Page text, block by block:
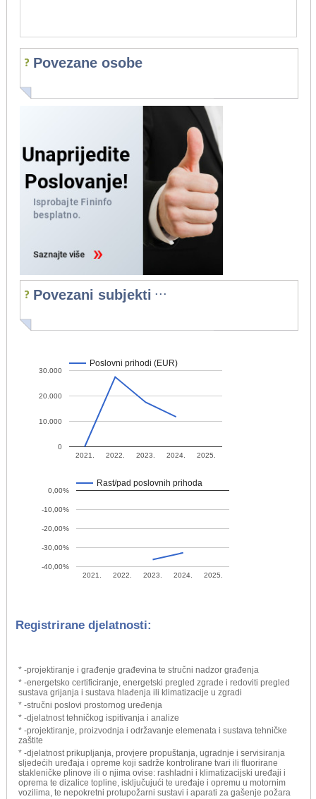
Povezane osobe
Povezani subjekti ...
Poslovni prihodi (EUR)
2021. 2022. 2023. 2024. 2025.
0
10.000
20.000
30.000
Rast/pad poslovnih prihoda
2021. 2022. 2023. 2024. 2025.
-40,00%
-30,00%
-20,00%
-10,00%
0,00%
Registrirane djelatnosti:
* -projektiranje i građenje građevina te stručni nadzor građenja
* -energetsko certificiranje, energetski pregled zgrade i redoviti pregled
sustava grijanja i sustava hlađenja ili klimatizacije u zgradi
* -stručni poslovi prostornog uređenja
* -djelatnost tehničkog ispitivanja i analize
* -projektiranje, proizvodnja i održavanje elemenata i sustava tehničke
zaštite
* -djelatnost prikupljanja, provjere propuštanja, ugradnje i servisiranja
sljedećih uređaja i opreme koji sadrže kontrolirane tvari ili fluorirane
stakleničke plinove ili o njima ovise: rashladni i klimatizacijski uređaji i
oprema te dizalice topline, isključujući te uređaje i opremu u motornim
vozilima, te nepokretni protupožarni sustavi i aparati za gašenje požara